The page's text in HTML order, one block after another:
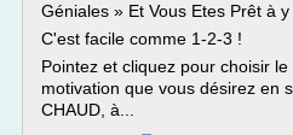
Géniales » Et Vous Etes Prêt à y
C'est facile comme 1-2-3 !
Pointez et cliquez pour choisir
motivation que vous désirez en
CHAUD, à...